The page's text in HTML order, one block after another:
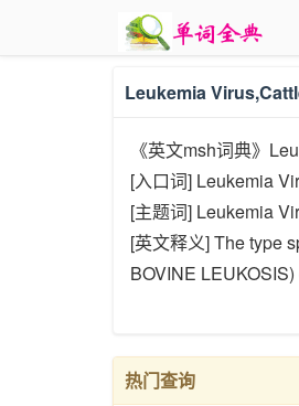
Leukemia
《英文msh词典》
[入口词] Leukemia
[主题词] Leukemia
[英文释义] The type
BOVINE
热门查询